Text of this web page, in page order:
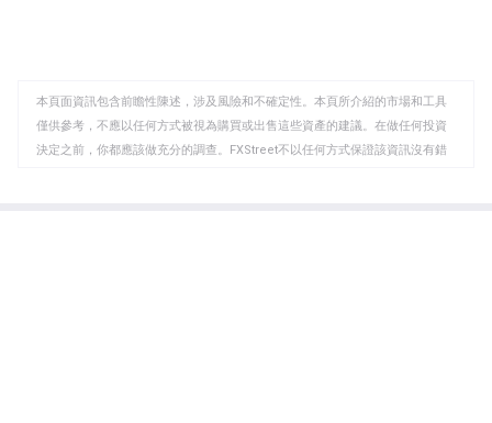
板
本頁面資訊包含前瞻性陳述，涉及風險和不確定性。本頁所介紹的市場和工具
僅供參考，不應以任何方式被視為購買或出售這些資產的建議。在做任何投資
決定之前，你都應該做充分的調查。FXStreet不以任何方式保證該資訊沒有錯